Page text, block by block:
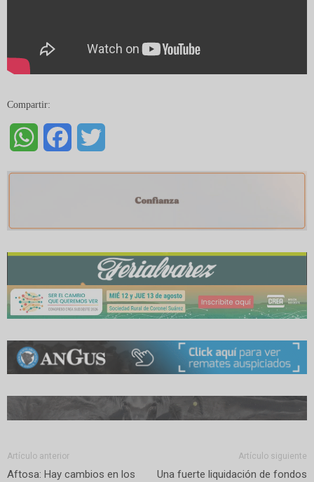
Compartir:
WhatsAppFacebook
Artículo anterior
Aftosa: Hay cambios en los
Artículo siguiente
Una fuerte liquidación de fondos